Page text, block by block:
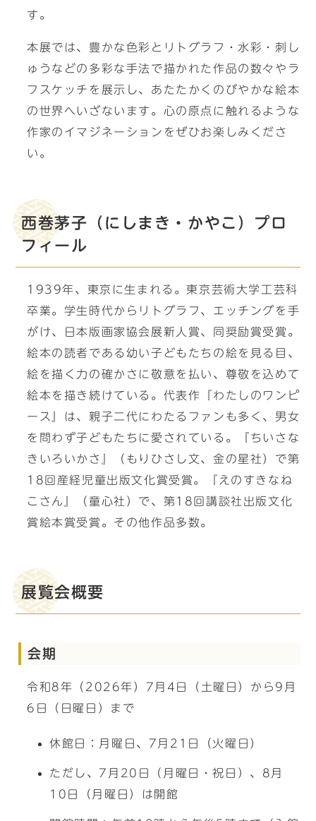
す。
本展では、豊かな色彩とリトグラフ・水彩・刺し
ゅうなどの多彩な手法で描かれた作品の数々やラ
フスケッチを展示し、あたたかくのびやかな絵本
の世界へいざないます。心の原点に触れるような
作家のイマジネーションをぜひお楽しみくださ
い。
西巻茅子（にしまき・かやこ）プロ
フィール
1939年、東京に生まれる。東京芸術大学工芸科
卒業。学生時代からリトグラフ、エッチングを手
がけ、日本版画家協会展新人賞、同奨励賞受賞。
絵本の読者である幼い子どもたちの絵を見る目、
絵を描く力の確かさに敬意を払い、尊敬を込めて
絵本を描き続けている。代表作『わたしのワンピ
ース』は、親子二代にわたるファンも多く、男女
を問わず子どもたちに愛されている。『ちいさな
きいろいかさ』（もりひさし文、金の星社）で第
18回産経児童出版文化賞受賞。『えのすきなね
こさん』（童心社）で、第18回講談社出版文化
賞絵本賞受賞。その他作品多数。
展覧会概要
会期
令和8年（2026年）7月4日（土曜日）から9月
6日（日曜日）まで
休館日：月曜日、7月21日（火曜日）
ただし、7月20日（月曜日・祝日）、8月
10日（月曜日）は開館